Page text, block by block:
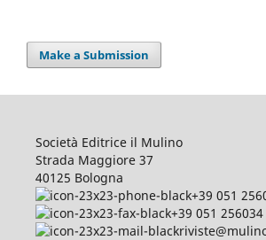
Make a Submission
Società Editrice il Mulino
Strada Maggiore 37
40125 Bologna
+39 051
+39 051 256034